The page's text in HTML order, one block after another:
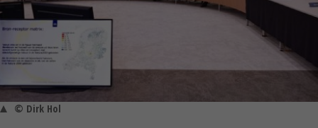
© Dirk Hol